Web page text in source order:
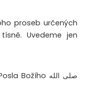
proseb určených
Uvedeme jen